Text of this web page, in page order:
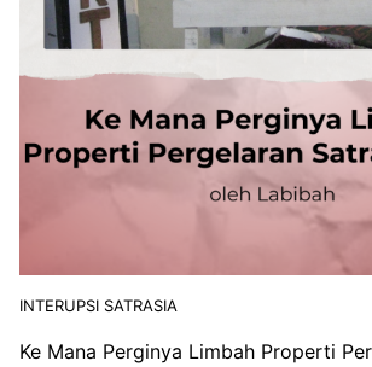
INTERUPSI SATRASIA
Ke Mana Perginya Limbah Properti